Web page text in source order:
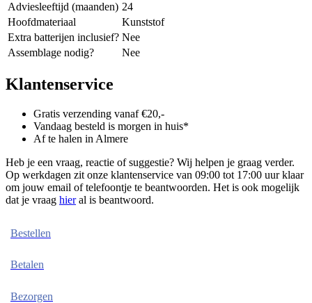
Adviesleeftijd (maanden) 24
Hoofdmateriaal
Kunststof
Extra batterijen inclusief? Nee
Assemblage nodig?
Nee
Klantenservice
Gratis verzending vanaf €20,-
Vandaag besteld is morgen in huis*
Af te halen in Almere
Heb je een vraag, reactie of suggestie? Wij helpen je graag verder.
Op werkdagen zit onze klantenservice van 09:00 tot 17:00 uur klaar
om jouw email of telefoontje te beantwoorden. Het is ook mogelijk
dat je vraag hieral is beantwoord.
Bestellen
Betalen
Bezorgen